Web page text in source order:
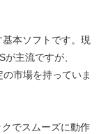
本ソフトです。現
主流ですが、
市場を持っていま
でスムーズに動作